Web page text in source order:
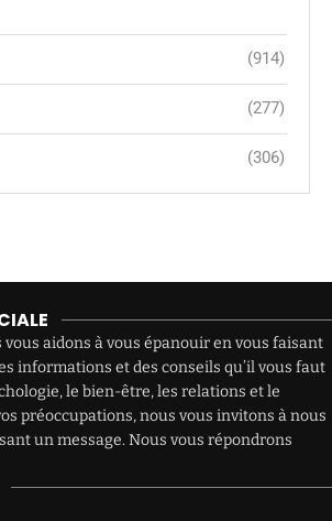
(914)
(277)
(306)
vous aidons à vous épanouir en vous faisant
informations et des conseils qu’il vous faut
le bien-être, les relations et le
préoccupations, nous vous invitons à nous
un message. Nous vous répondrons